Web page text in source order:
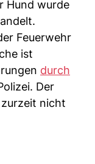
Hund wurde
Feuerwehr
ist
durch
Der
nicht